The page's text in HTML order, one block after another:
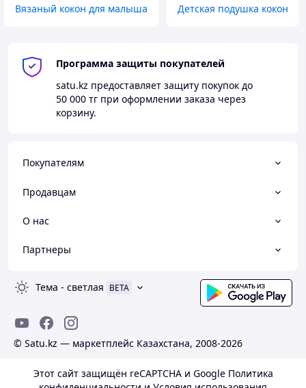
Вязаный кокон для малыша Детская подушка кокон
Программа защиты покупателей
satu.kz предоставляет защиту покупок до
50 000 тг при оформлении заказа через
корзину.
Покупателям
Продавцам
О нас
Партнеры
Тема - светлая BETA
© Satu.kz — маркетплейс Казахстана, 2008-2026
Этот сайт защищён reCAPTCHA и Google Политика